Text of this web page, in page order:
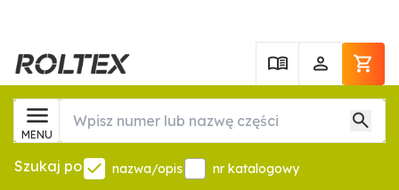
MENU
Szukaj po nazwa/opis nr katalogowy